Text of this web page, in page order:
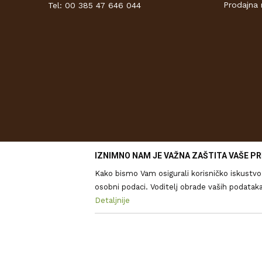
Tel: 00 385 47 646 044
Prodajna
Nastojimo biti što precizniji u
informacija. Svi proizvodi
IZNIMNO NAM JE VAŽNA ZAŠTITA VAŠE
Kako bismo Vam osigurali korisničko
osobni podaci. Voditelj obrade vaših podataka je
analitičkih izvješća, ali i za prilagođavanje
kolačićima i drugim tehnologijama u
˝Saznajte više i ažurirajte svoje
Detaljnije